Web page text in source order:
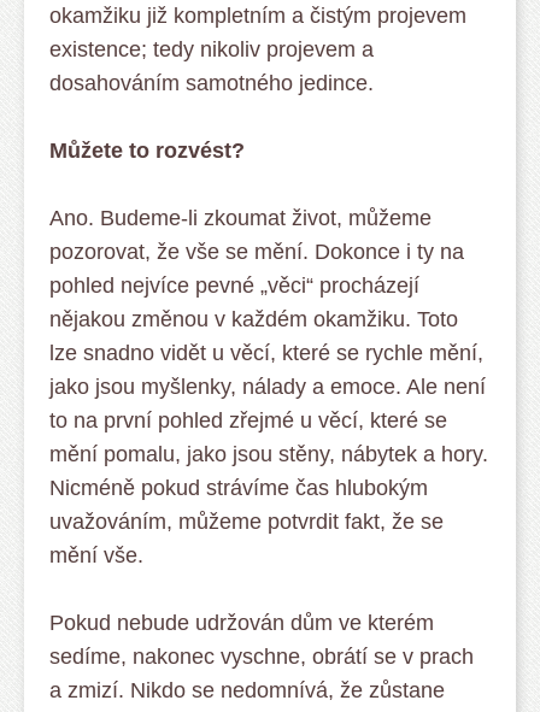
okamžiku již kompletním a čistým projevem
existence; tedy nikoliv projevem a
dosahováním samotného jedince.
Můžete to rozvést?
Ano. Budeme-li zkoumat život, můžeme
pozorovat, že vše se mění. Dokonce i ty na
pohled nejvíce pevné „věci“ procházejí
nějakou změnou v každém okamžiku. Toto
lze snadno vidět u věcí, které se rychle mění,
jako jsou myšlenky, nálady a emoce. Ale není
to na první pohled zřejmé u věcí, které se
mění pomalu, jako jsou stěny, nábytek a hory.
Nicméně pokud strávíme čas hlubokým
uvažováním, můžeme potvrdit fakt, že se
mění vše.
Pokud nebude udržován dům ve kterém
sedíme, nakonec vyschne, obrátí se v prach
a zmizí. Nikdo se nedomnívá, že zůstane